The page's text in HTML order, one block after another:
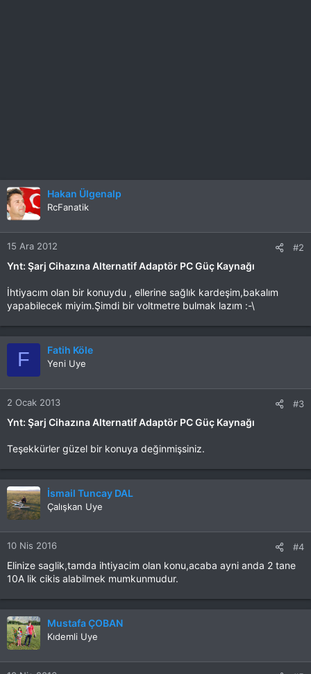
Hakan Ülgenalp
RcFanatik
15 Ara 2012 #2
Ynt: Şarj Cihazına Alternatif Adaptör PC Güç Kaynağı
İhtiyacım olan bir konuydu , ellerine sağlık kardeşim,bakalım
yapabilecek miyim.Şimdi bir voltmetre bulmak lazım :-\
F Fatih Köle
Yeni Uye
2 Ocak 2013 #3
Ynt: Şarj Cihazına Alternatif Adaptör PC Güç Kaynağı
Teşekkürler güzel bir konuya değinmişsiniz.
İsmail Tuncay DAL
Çalışkan Uye
10 Nis 2016 #4
Elinize saglik,tamda ihtiyacim olan konu,acaba ayni anda 2 tane
10A lik cikis alabilmek mumkunmudur.
Mustafa ÇOBAN
Kıdemli Uye